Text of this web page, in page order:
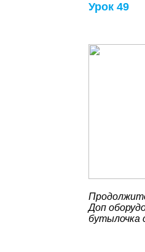
Урок 49
Доп
бутылочка